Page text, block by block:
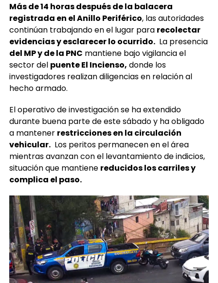
Más de 14 horas después de la balacera
registrada en el Anillo Periférico, las autoridades
continúan trabajando en el lugar para recolectar
evidencias y esclarecer lo ocurrido.La presencia
del MP y de la PNC mantiene bajo vigilancia el
sector del puente El Incienso, donde los
investigadores realizan diligencias en relación al
hecho armado.
El operativo de investigación se ha extendido
durante buena parte de este sábado y ha obligado
a mantener restricciones en la circulación
vehicular.Los peritos permanecen en el área
mientras avanzan con el levantamiento de indicios,
situación que mantiene reducidos los carriles y
complica el paso.